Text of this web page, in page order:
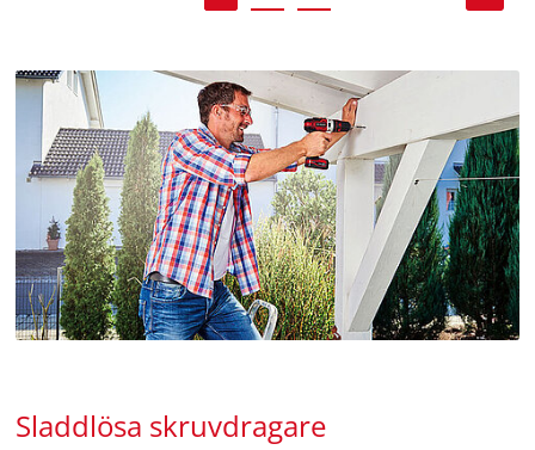
Sladdlösa skruvdragare